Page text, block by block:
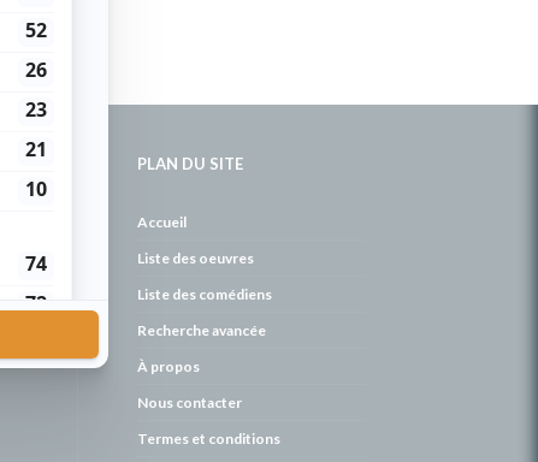
PLAN DU SITE
Accueil
Liste des oeuvres
Liste des comédiens
Recherche avancée
À propos
Nous contacter
Termes et conditions